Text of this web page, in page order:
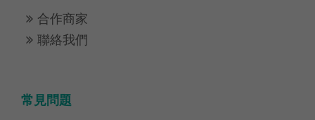
 合作商家
 聯絡我們
常見問題